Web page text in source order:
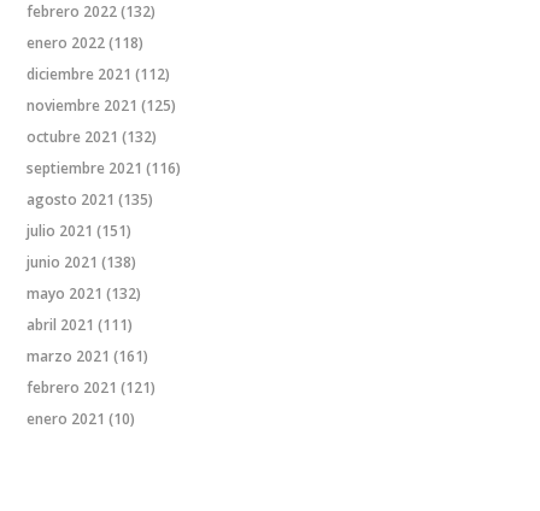
febrero 2022(132)
enero 2022(118)
diciembre 2021 (112)
noviembre 2021 (125)
octubre 2021 (132)
septiembre 2021 (116)
agosto 2021 (135)
julio 2021 (151)
junio 2021 (138)
mayo 2021 (132)
abril 2021 (111)
marzo 2021 (161)
febrero 2021 (121)
enero 2021 (10)